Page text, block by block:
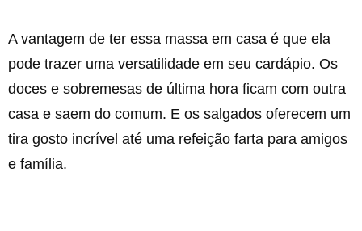
A vantagem de ter essa massa em casa é que ela
pode trazer uma versatilidade em seu cardápio. Os
doces e sobremesas de última hora ficam com outra
casa e saem do comum. E os salgados oferecem um
tira gosto incrível até uma refeição farta para amigos
e família.